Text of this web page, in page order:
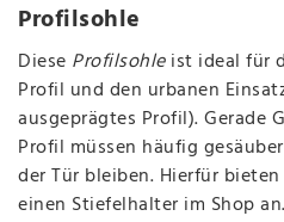
Profilsohle
Diese Profilsohleist ideal für
Profil und den urbanen
ausgeprägtes Profil). Gerade
Profil müssen häufig
der Tür bleiben. Hierfür
einen Stiefelhalter im Shop an.